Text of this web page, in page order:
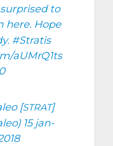
to
here. Hope
#Stra­tis
aUMrQ1ts
[STRAT]
15 jan­